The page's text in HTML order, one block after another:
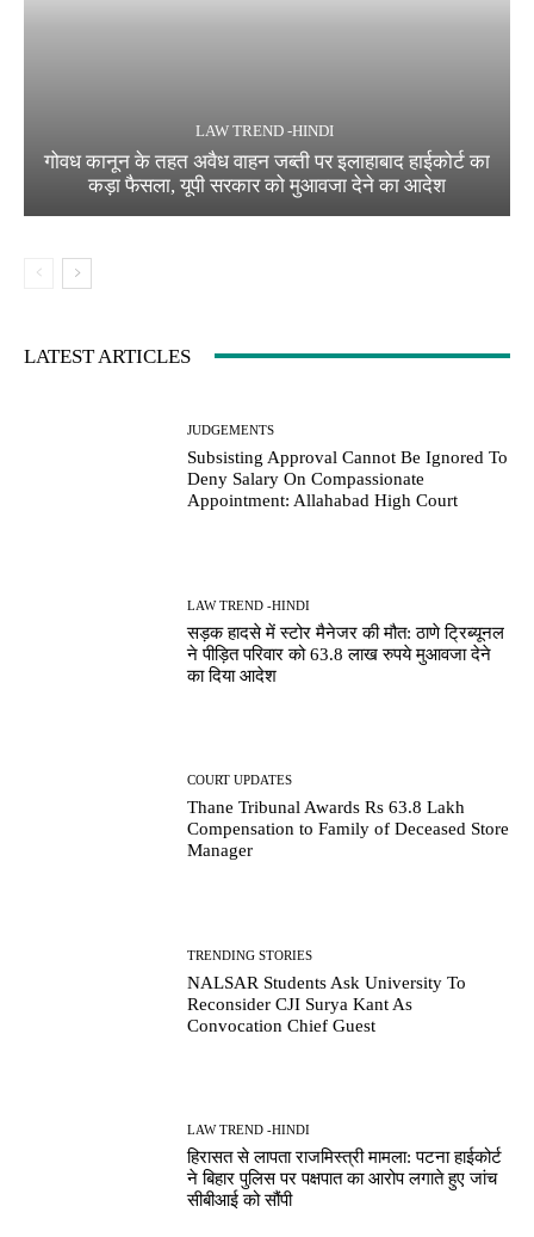
LAW TREND -HINDI
गोवध कानून के तहत अवैध वाहन जब्ती पर इलाहाबाद हाईकोर्ट का
कड़ा फैसला, यूपी सरकार को मुआवजा देने का आदेश
LATEST ARTICLES
JUDGEMENTS
Subsisting Approval Cannot Be Ignored To
Deny Salary On Compassionate
Appointment: Allahabad High Court
LAW TREND -HINDI
सड़क हादसे में स्टोर मैनेजर की मौत: ठाणे ट्रिब्यूनल
ने पीड़ित परिवार को 63.8 लाख रुपये मुआवजा देने
का दिया आदेश
COURT UPDATES
Thane Tribunal Awards Rs 63.8 Lakh
Compensation to Family of Deceased Store
Manager
TRENDING STORIES
NALSAR Students Ask University To
Reconsider CJI Surya Kant As
Convocation Chief Guest
LAW TREND -HINDI
हिरासत से लापता राजमिस्त्री मामला: पटना हाईकोर्ट
ने बिहार पुलिस पर पक्षपात का आरोप लगाते हुए जांच
सीबीआई को सौंपी